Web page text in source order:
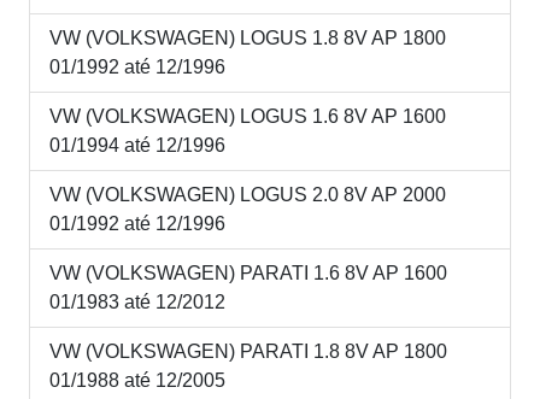
VW (VOLKSWAGEN) LOGUS 1.8 8V AP 1800
01/1992 até 12/1996
VW (VOLKSWAGEN) LOGUS 1.6 8V AP 1600
01/1994 até 12/1996
VW (VOLKSWAGEN) LOGUS 2.0 8V AP 2000
01/1992 até 12/1996
VW (VOLKSWAGEN) PARATI 1.6 8V AP 1600
01/1983 até 12/2012
VW (VOLKSWAGEN) PARATI 1.8 8V AP 1800
01/1988 até 12/2005